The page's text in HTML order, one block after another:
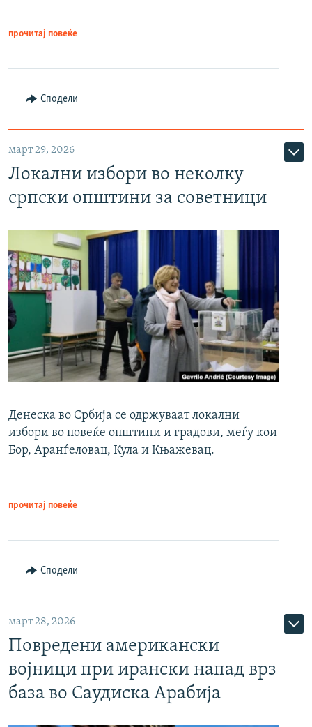
прочитај повеќе
Сподели
март 29, 2026
Локални избори во неколку
српски општини за советници
Денеска во Србија се одржуваат локални
избори во повеќе општини и градови, меѓу кои
Бор, Аранѓеловац, Кула и Књажевац.
прочитај повеќе
Сподели
март 28, 2026
Повредени американски
војници при ирански напад врз
база во Саудиска Арабија